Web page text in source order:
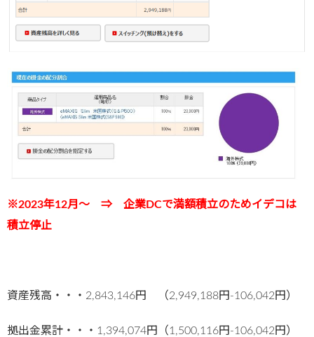
※2023年12月～ ⇒ 企業DCで満額積立のためイデコは
積立停止
資産残高・・・2,843,146円 （2,949,188円-106,042円）
拠出金累計・・・1,394,074円（1,500,116円-106,042円）